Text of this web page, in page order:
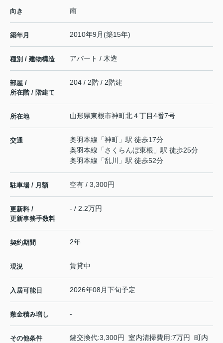
向き 南
築年月 2010年9月(築15年)
種別 / 建物構造 アパート / 木造
部屋 /
所在階 / 階建て
204 / 2階 / 2階建
所在地 山形県東根市神町北４丁目4番7号
交通 奥羽本線 「神町 」駅 徒歩17分
奥羽本線 「さくらんぼ東根 」駅 徒歩25分
奥羽本線 「乱川 」駅 徒歩52分
駐車場 / 月額 空有 / 3,300円
更新料 /
更新事務手数料
- / 2.2万円
契約期間 2年
現況 賃貸中
入居可能日 2026年08月下旬予定
敷金積み増し -
その他条件
鍵交換代:3,300円 室内清掃費用:7万円 町内